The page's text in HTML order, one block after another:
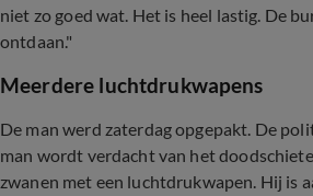
niet zo goed wat. Het is heel lastig. De
ontdaan."
Meerdere luchtdrukwapens
De man werd zaterdag opgepakt. De
man wordt verdacht van het
zwanen met een luchtdrukwapen. Hij is